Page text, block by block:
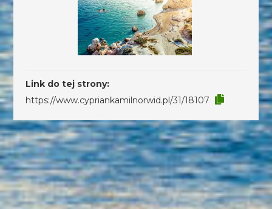
Link do tej strony:
https://www.cypriankamilnorwid.pl/31/18107